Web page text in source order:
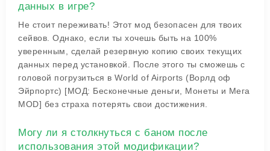
данных в игре?
Не стоит переживать! Этот мод безопасен для твоих
сейвов. Однако, если ты хочешь быть на 100%
уверенным, сделай резервную копию своих текущих
данных перед установкой. После этого ты сможешь с
головой погрузиться в World of Airports (Ворлд оф
Эйрпортс) [МОД: Бесконечные деньги, Монеты и Мега
MOD] без страха потерять свои достижения.
Могу ли я столкнуться с баном после
использования этой модификации?